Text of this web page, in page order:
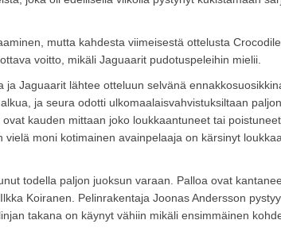
mutta kahdesta viimeisestä ottelusta
voitto, mikäli Jaguaarit pudotuspeleihin mielii.
Jaguaarit lähtee otteluun selvänä
ja seura odotti ulkomaalaisvahvistuksiltaan
kauden mittaan joko loukkaantuneet tai
moni kotimainen avainpelaaja on kärsinyt
todella paljon juoksun varaan. Palloa ovat
Koiranen. Pelinrakentaja Joonas Andersson
takana on käynyt vähiin mikäli ensimmäinen